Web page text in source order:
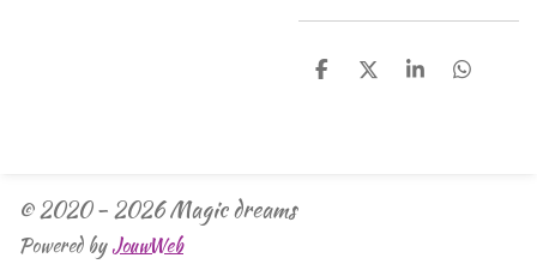
D
D
S
D
© 2020 - 2026 Magic dreams
Powered byJouwWeb